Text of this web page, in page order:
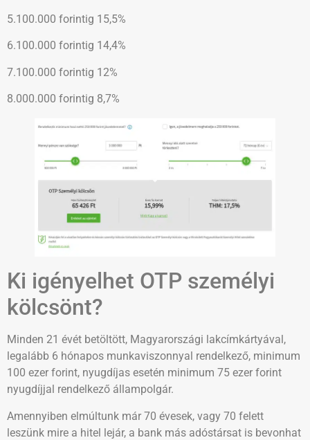
5.100.000 forintig 15,5%
6.100.000 forintig 14,4%
7.100.000 forintig 12%
8.000.000 forintig 8,7%
Ki igényelhet OTP személyi
kölcsönt?
Minden 21 évét betöltött, Magyarországi lakcímkártyával,
legalább 6 hónapos munkaviszonnyal rendelkező, minimum
100 ezer forint, nyugdíjas esetén minimum 75 ezer forint
nyugdíjjal rendelkező állampolgár.
Amennyiben elmúltunk már 70 évesek, vagy 70 felett
leszünk mire a hitel lejár, a bank más adóstársat is bevonhat